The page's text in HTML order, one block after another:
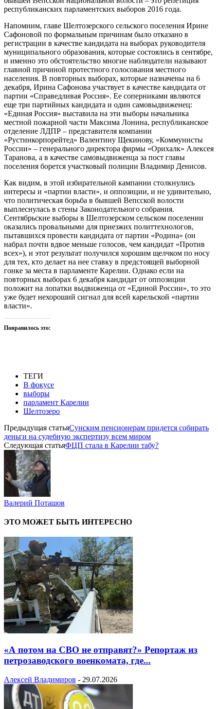
республиканских парламентских выборов 2016 года.
Напомним, главе Шелтозерского сельского поселения Ирине
Сафоновой по формальным причинам было отказано в
регистрации в качестве кандидата на выборах руководителя
муниципального образования, которые состоялись в сентябре,
и именно это обстоятельство многие наблюдатели называют
главной причиной протестного голосования местного
населения. В повторных выборах, которые назначены на 6
декабря, Ирина Сафонова участвует в качестве кандидата от
партии «Справедливая Россия». Ее соперниками являются
еще три партийных кандидата и один самовыдвиженец:
«Единая Россия» выставила на эти выборы начальника
местной пожарной части Максима Лонина, республиканское
отделение ЛДПР – представителя компании
«Рустинкорпорейтед» Валентину Щекинову, «Коммунисты
России» – генерального директора фирмы «Орихалк» Алексея
Таранова, а в качестве самовыдвиженца за пост главы
поселения борется участковый полиции Владимир Денисов.
Как видим, в этой избирательной кампании столкнулись
интересы и «партии власти», и оппозиции, и не удивительно,
что политическая борьба в бывшей Вепсской волости
выплеснулась в стены Законодательного собрания.
Сентябрьские выборы в Шелтозерском сельском поселении
оказались провальными для приезжих политтехнологов,
пытавшихся провести кандидата от партии «Родина» (он
набрал почти вдвое меньше голосов, чем кандидат «Против
всех»), и этот результат получился хорошим щелчком по носу
для тех, кто делает на нее ставку в предстоящей выборной
гонке за места в парламенте Карелии. Однако если на
повторных выборах 6 декабря кандидат от оппозиции
положит на лопатки выдвиженца от «Единой России», то это
уже будет нехороший сигнал для всей карельской «партии
власти».
Понравилось это:
ТЕГИ
В фокусе
выборы
парламент Карелии
Шелтозеро
Предыдущая статьяСунским пенсионерам придется собирать
деньги на судебную экспертизу всем миром
Следующая статьяФЦП стала в Карелии табу?
Валерий Поташов
ЭТО МОЖЕТ БЫТЬ ИНТЕРЕСНО
«А потом на СВО не отправят?» Репортаж из
петрозаводского военкомата, где...
Алексей Владимиров - 29.07.2026